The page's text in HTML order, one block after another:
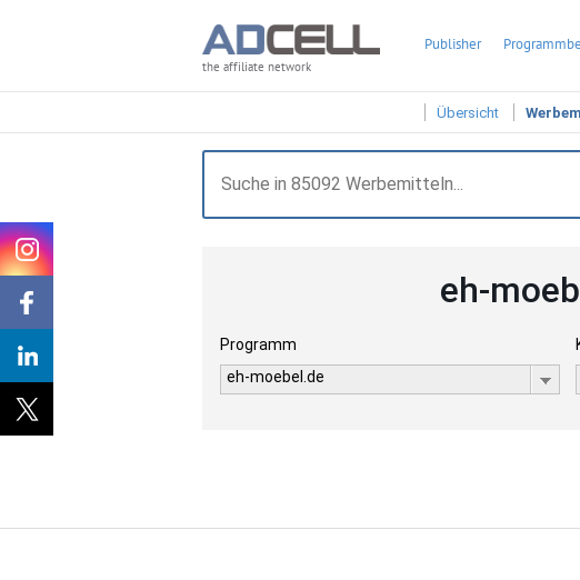
the affiliate network
Publisher
Übersicht
eh-
Programm
eh-moebel.de